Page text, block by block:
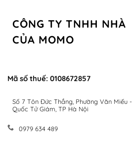
CÔNG TY TNHH NHÀ
CỦA MOMO
Mã số thuế: 0108672857
Số 7 Tôn Đức Thắng, Phường Văn Miếu -
Quốc Tử Giám, TP Hà Nội
0979 634 489